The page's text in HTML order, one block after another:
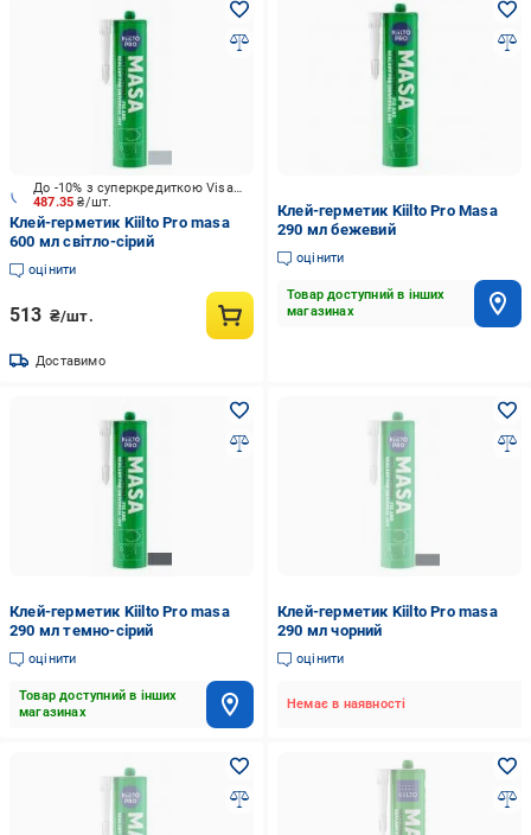
487.35₴/шт.
До -10% з суперкредиткою Visa Вигода
Клей-герметик Kiilto Pro masa
600 мл світло-сірий
оцінити
513 ₴/шт.
Доставимо
Клей-герметик Kiilto Pro Masa
290 мл бежевий
оцінити
Товар доступний в інших
магазинах
Клей-герметик Kiilto Pro masa
290 мл темно-сірий
оцінити
Товар доступний в інших
магазинах
Клей-герметик Kiilto Pro masa
290 мл чорний
оцінити
Немає в наявності